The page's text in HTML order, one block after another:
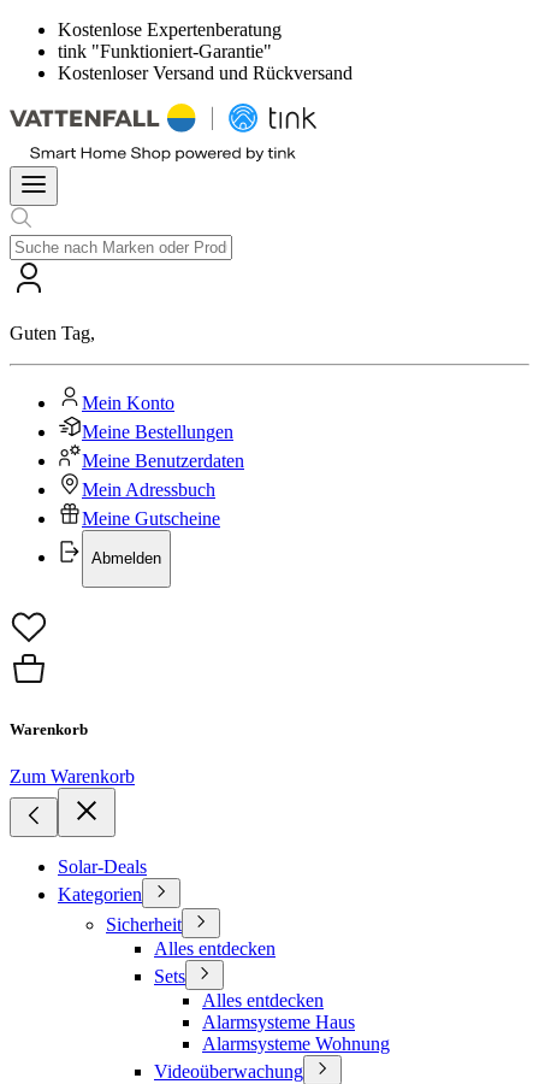
Kostenlose Expertenberatung
tink "Funktioniert-Garantie"
Kostenloser Versand und Rückversand
Guten Tag,
Mein Konto
Meine Bestellungen
Meine Benutzerdaten
Mein Adressbuch
Meine Gutscheine
Abmelden
Warenkorb
Zum Warenkorb
Solar-Deals
Kategorien
Sicherheit
Alles entdecken
Sets
Alles entdecken
Alarmsysteme Haus
Alarmsysteme Wohnung
Videoüberwachung